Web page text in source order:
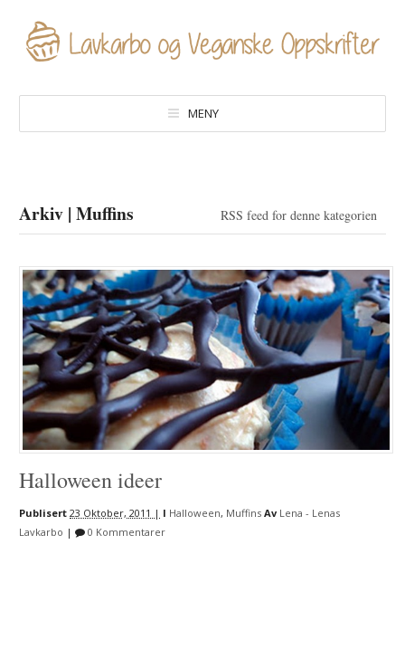
MENY
Arkiv | Muffins RSS feed for denne kategorien
Halloween ideer
Publisert23 Oktober, 2011 | I Halloween, Muffins Av Lena - Lenas
Lavkarbo | 0 Kommentarer